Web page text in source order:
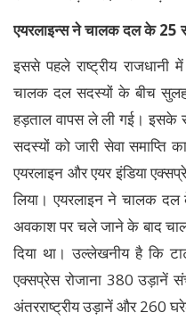
एयरलाइन्स ने चालक दल के 25
इससे पहले राष्ट्रीय
चालक दल सदस्‍यों के बीच
हड़ताल वापस ले ली गई। इसके
सदस्यों को जारी सेवा
एयरलाइन और एयर इंडिया
लिया। एयरलाइन ने चालक
अवकाश पर चले जाने के बाद
दिया था। उल्‍लेखनीय है कि
एक्‍सप्रेस रोजाना 380
अंतरराष्ट्रीय उड़ानें और 260